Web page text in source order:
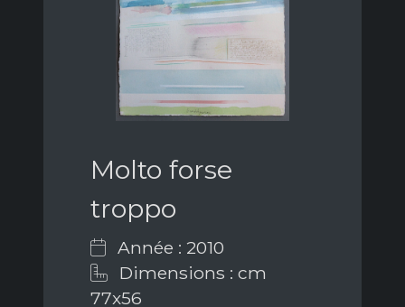
Molto forse
troppo
Année : 2010
Dimensions : cm
77x56